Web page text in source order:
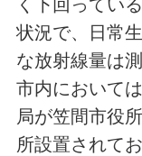
く下回ってい
状況で、日常
な放射線量は
市内において
局が笠間市役
所設置されて